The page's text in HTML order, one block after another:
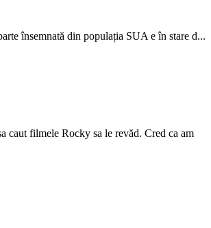
însemnată din populația SUA e în stare d...
caut filmele Rocky sa le revăd. Cred ca am